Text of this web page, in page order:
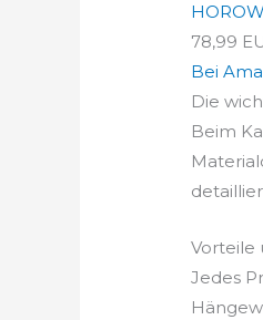
78,99
Bei
Die
Beim
Vorteile
Jedes